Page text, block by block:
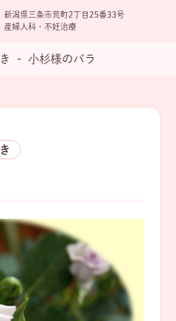
新潟県三条市荒町2丁目25番33号
産婦人科・不妊治療
小杉様のバラ